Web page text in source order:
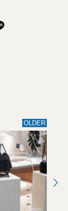
OLDER